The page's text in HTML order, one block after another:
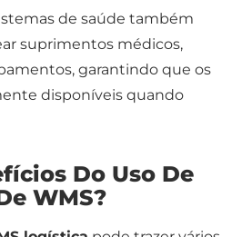
de saúde também
suprimentos médicos,
garantindo que os
disponíveis quando
Do Uso De
WMS?